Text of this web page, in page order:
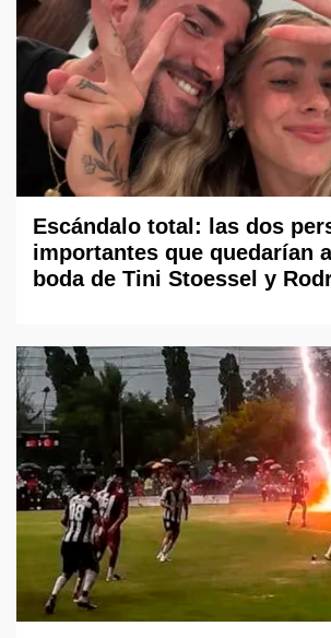
Escándalo total: las dos
importantes que quedarían
boda de Tini Stoessel y